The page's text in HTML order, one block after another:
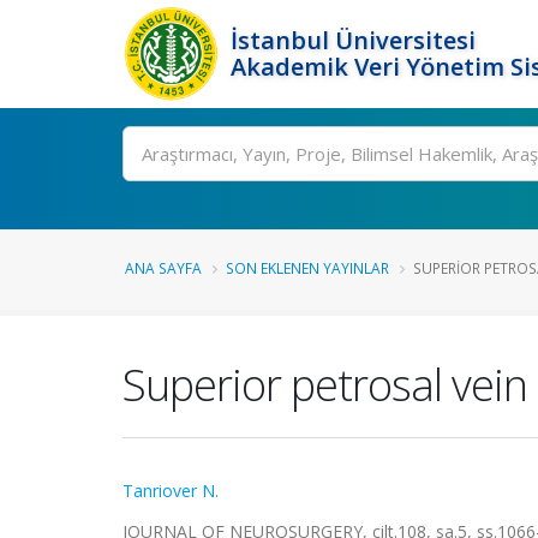
İstanbul Üniversitesi
Akademik Veri Yönetim
Ara
ANA SAYFA SON EKLENEN YAYINLAR SUPERIOR
Superior petrosal vein
Tanriover N.
JOURNAL OF NEUROSURGERY, cilt.108, sa.5,